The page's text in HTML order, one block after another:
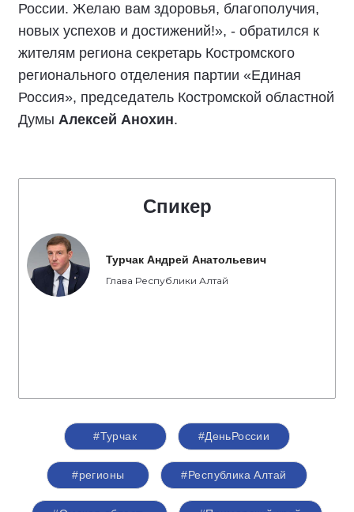
России. Желаю вам здоровья, благополучия,
новых успехов и достижений!», - обратился к
жителям региона секретарь Костромского
регионального отделения партии «Единая
Россия», председатель Костромской областной
Думы Алексей Анохин.
Спикер
Турчак Андрей Анатольевич
Глава Республики Алтай
#Турчак #ДеньРоссии
#регионы #Республика Алтай